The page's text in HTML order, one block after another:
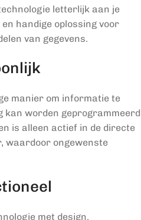
letterlijk aan je
handige oplossing voor
van gegevens.
manier om informatie te
kan worden geprogrammeerd
is alleen actief in de directe
waardoor ongewenste
met design.